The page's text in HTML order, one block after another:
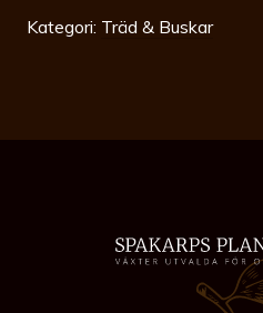
Kategori: Träd & Buskar